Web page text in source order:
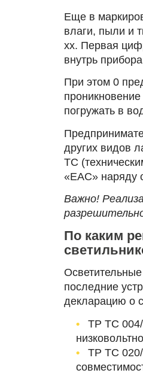
Еще в
влаги, пыли и
xx. Первая
внутрь
При этом 0
погружать в
других видов
ТС
«ЕАС» наряду
Важно!
По каким
последние
декларацию о
ТР ТС 004/
ТР ТС 020/